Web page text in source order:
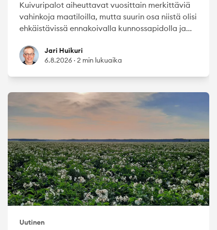
Kuivuripalot aiheuttavat vuosittain merkittäviä
vahinkoja maatiloilla, mutta suurin osa niistä olisi
ehkäistävissä ennakoivalla kunnossapidolla ja...
Jari HuikuriJari Huikuri
6.8.2026 · 2 min lukuaika
Uutinen